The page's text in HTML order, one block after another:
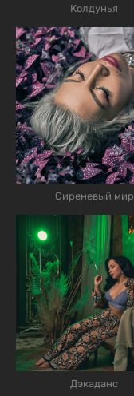
Колдунья
Сиреневый мир
Дэкаданс